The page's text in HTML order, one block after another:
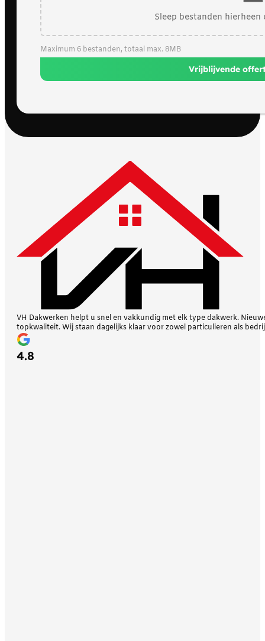
Sleep bestanden
Maximum 6 bestanden, totaal max. 8MB
Vrijblijvende
VH Dakwerken helpt u snel en vakkundig met elk type dakwerk.
topkwaliteit. Wij staan dagelijks klaar voor zowel particulieren als
4.8